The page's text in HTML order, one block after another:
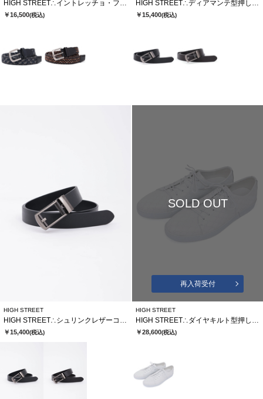
￥16,500(税込) ￥15,400(税込)
HIGH STREET
HIGH STREET∴シュリンクレザーコンフォートベルト
￥15,400(税込)
SOLD OUT
再入荷受付
HIGH STREET
HIGH STREET∴ダイヤキルト型押しドレススニーカー
￥28,600(税込)